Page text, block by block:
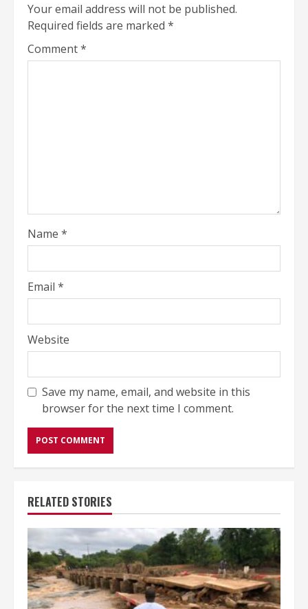
Your email address will not be published.
Required fields are marked *
Comment*
Name *
Email *
Website
Save my name, email, and website in this
browser for the next time I comment.
RELATED STORIES